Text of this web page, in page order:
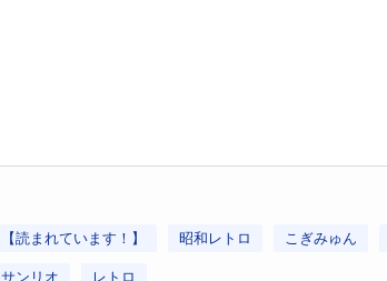
【読まれています！】 昭和レトロ こぎみゅん
サンリオ レトロ